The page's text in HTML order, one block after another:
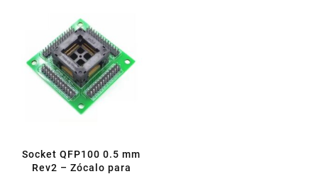
Socket QFP100 0.5 mm
Rev2 – Zócalo para